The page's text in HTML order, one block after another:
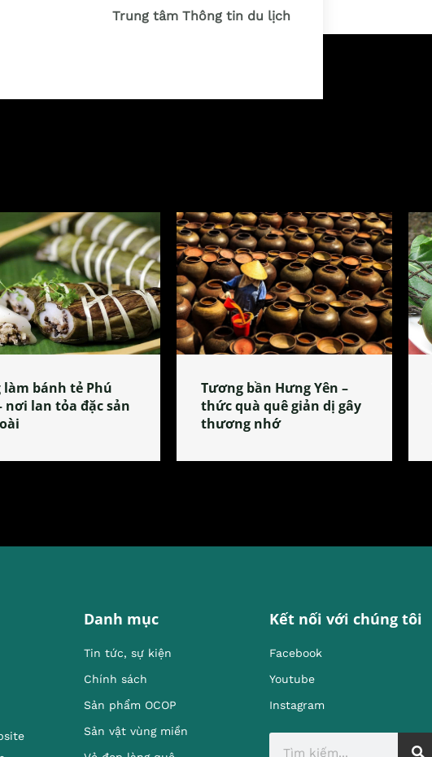
Trung tâm Thông tin du lịch
làm bánh tẻ Phú
nơi lan tỏa đặc sản
Tương bần Hưng Yên –
thức quà quê giản dị gây
thương nhớ
Danh mục
Tin tức, sự kiện
Chính sách
Sản phẩm OCOP
Sản vật vùng miền
Kết nối với chúng tôi
Facebook
Youtube
Instagram